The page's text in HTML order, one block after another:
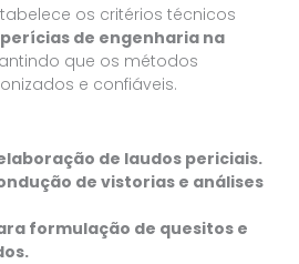
os critérios técnicos
perícias de engenharia na
que os métodos
e confiáveis.
de laudos periciais.
de vistorias e análises
formulação de quesitos e